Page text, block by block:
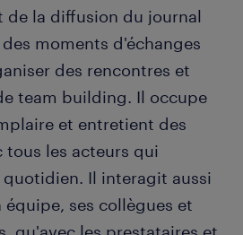
de la diffusion du journal
moments d'échanges
des rencontres et
team building. Il occupe
et entretient des
tous les acteurs qui
Il interagit aussi
équipe, ses collègues et